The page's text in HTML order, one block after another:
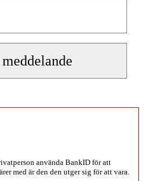
använda BankID för att
med är den den utger sig för att vara.